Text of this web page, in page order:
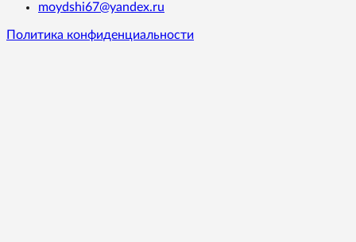
moydshi67@yandex.ru
Политика конфиденциальности